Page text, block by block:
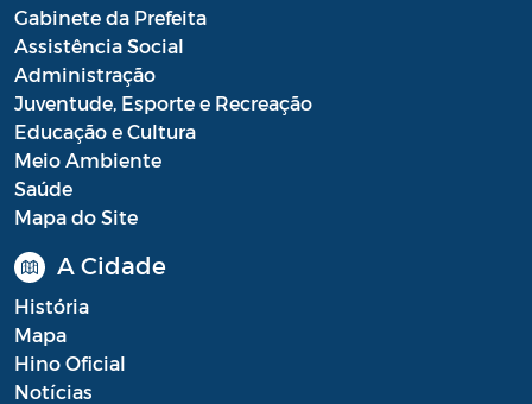
Pronunciamento do Dirigente
o enfrentamento à COVID-19
PORTARIA SETUR
Gabinete da Prefeita
Assistência Social
Administração
Juventude, Esporte e Recreação
Educação e Cultura
Meio Ambiente
Saúde
Mapa do Site
A Cidade
História
Mapa
Hino Oficial
Notícias